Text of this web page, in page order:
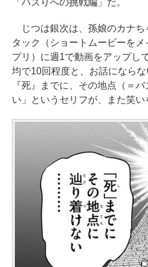
「バズりへの挑戦編」だ。
じつは銀次は、孫娘のカナち
タック（ショートムービーを
プリ）に週1で動画をアップし
均で10回程度と、お話になら
『死』までに、その地点（＝
い」というセリフが、また笑い